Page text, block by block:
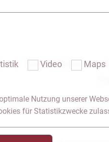
Das Notariat
Kontakt & Anfahrt
Video Maps
Nutzung unserer
für Statistikzwecke